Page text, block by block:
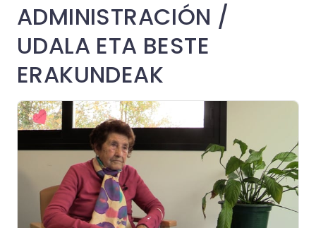
ADMINISTRACIÓN /
UDALA ETA BESTE
ERAKUNDEAK